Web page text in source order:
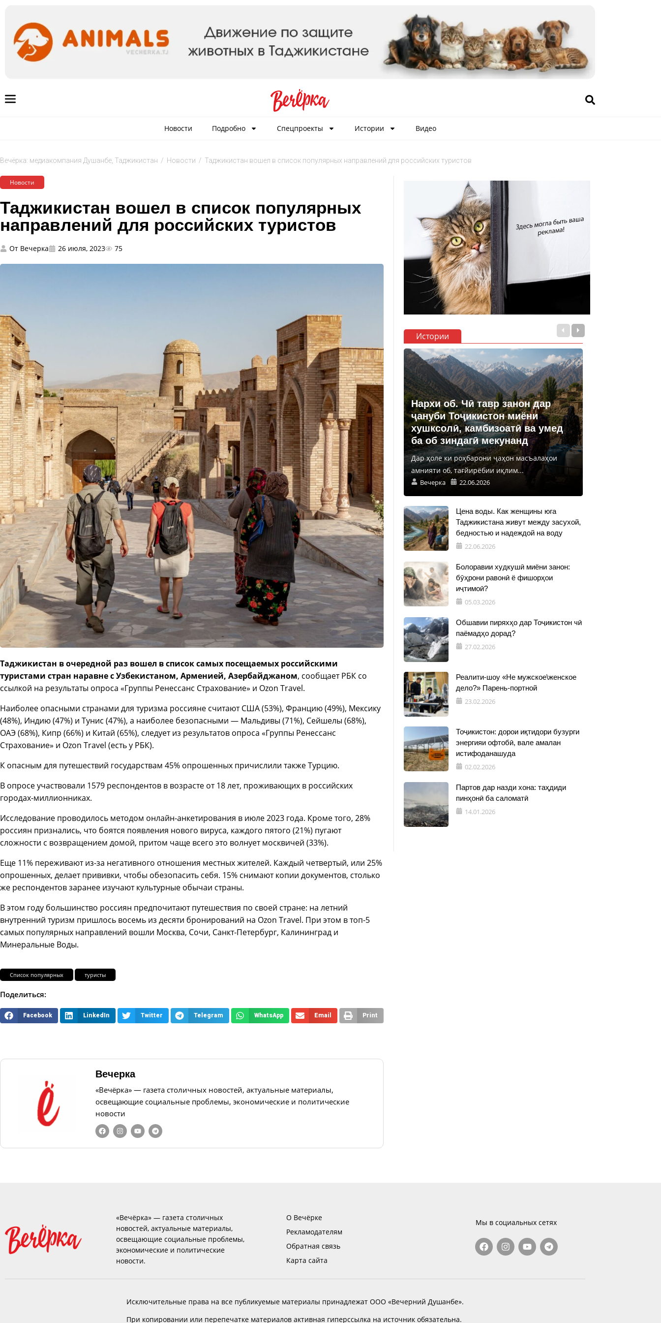
Новости Подробно Спецпроекты Истории Видео
Вечёрка: медиакомпания Душанбе, Таджикистан / Новости / Таджикистан вошел в список популярных направлений для российских туристов
Новости
Таджикистан вошел в список популярных
направлений для российских туристов
От Вечерка 26 июля, 2023 75
Таджикистан в очередной раз вошел в список самых посещаемых российскими
туристами стран наравне с Узбекистаном, Арменией, Азербайджаном, сообщает РБК со
ссылкой на результаты опроса «Группы Ренессанс Страхование» и Ozon Travel.
Наиболее опасными странами для туризма россияне считают США (53%), Францию (49%), Мексику
(48%), Индию (47%) и Тунис (47%), а наиболее безопасными — Мальдивы (71%), Сейшелы (68%),
ОАЭ (68%), Кипр (66%) и Китай (65%), следует из результатов опроса «Группы Ренессанс
Страхование» и Ozon Travel (есть у РБК).
К опасным для путешествий государствам 45% опрошенных причислили также Турцию.
В опросе участвовали 1579 респондентов в возрасте от 18 лет, проживающих в российских
городах-миллионниках.
Исследование проводилось методом онлайн-анкетирования в июле 2023 года. Кроме того, 28%
россиян признались, что боятся появления нового вируса, каждого пятого (21%) пугают
сложности с возвращением домой, притом чаще всего это волнует москвичей (33%).
Еще 11% переживают из-за негативного отношения местных жителей. Каждый четвертый, или 25%
опрошенных, делает прививки, чтобы обезопасить себя. 15% снимают копии документов, столько
же респондентов заранее изучают культурные обычаи страны.
В этом году большинство россиян предпочитают путешествия по своей стране: на летний
внутренний туризм пришлось восемь из десяти бронирований на Ozon Travel. При этом в топ-5
самых популярных направлений вошли Москва, Сочи, Санкт-Петербург, Калининград и
Минеральные Воды.
Список популярных туристы
Поделиться:
Facebook LinkedIn Twitter Telegram WhatsApp Email Print
Вечерка
«Вечёрка» — газета столичных новостей, актуальные материалы,
освещающие социальные проблемы, экономические и политические
новости
Истории
Нархи об. Чӣ тавр занон дар
ҷануби Тоҷикистон миёни
хушксолӣ, камбизоатӣ ва умед
ба об зиндагӣ мекунанд
Дар ҳоле ки роҳбарони ҷаҳон масъалаҳои
амнияти об, тағйирёбии иқлим...
Вечерка 22.06.2026
Цена воды. Как женщины юга
Таджикистана живут между засухой,
бедностью и надеждой на воду
22.06.2026
Болоравии худкушӣ миёни занон:
бӯҳрони равонӣ ё фишорҳои
иҷтимоӣ?
05.03.2026
Обшавии пиряхҳо дар Тоҷикистон чӣ
паёмадҳо дорад?
27.02.2026
Реалити-шоу «Не мужское\женское
дело?» Парень-портной
23.02.2026
Тоҷикистон: дорои иқтидори бузурги
энергияи офтобӣ, вале амалан
истифоданашуда
02.02.2026
Партов дар назди хона: таҳдиди
пинҳонӣ ба саломатӣ
14.01.2026
«Вечёрка» — газета столичных
новостей, актуальные материалы,
освещающие социальные проблемы,
экономические и политические
новости.
О Вечёрке
Рекламодателям
Обратная связь
Карта сайта
Мы в социальных сетях
Исключительные права на все публикуемые материалы принадлежат ООО «Вечерний Душанбе».
При копировании или перепечатке материалов активная гиперссылка на источник обязательна.